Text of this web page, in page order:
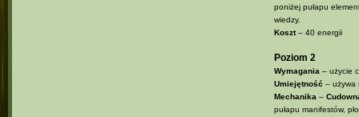
poniżej pułapu
wiedzy.
Koszt– 40 energii
Poziom 2
Wymagania– użycie
Umiejętność – używa
Mechanika–
pułapu manifestów,